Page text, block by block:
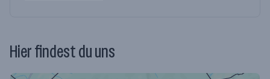
Hier findest du uns